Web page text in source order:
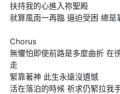
扶持我的心進入祢聖殿
就算風雨一再臨 逼迫受困 總是
Chorus
無懼怕即使前路是多麼曲折 在
走
緊靠著神 此生永遠沒遺憾
活在落泊的時候 祈求仍緊拉我